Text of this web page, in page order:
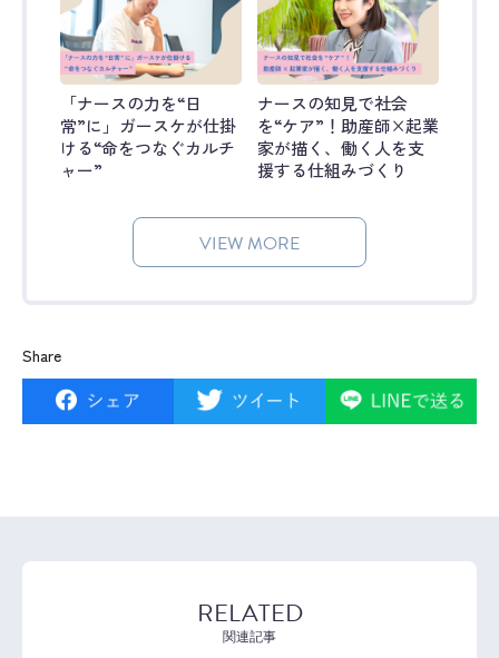
「ナースの力を“日
常”に」ガースケが仕掛
ける“命をつなぐカルチ
ャー”
ナースの知見で社会
を“ケア”！助産師×起業
家が描く、働く人を支
援する仕組みづくり
VIEW MORE
Share
RELATED
関連記事